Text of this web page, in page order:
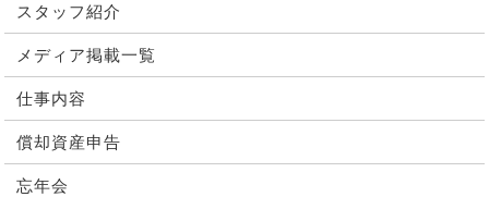
スタッフ紹介
メディア掲載一覧
仕事内容
償却資産申告
忘年会